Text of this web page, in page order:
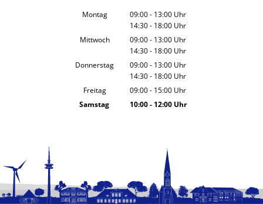
Montag 09:00- 13:00 Uhr
Von 09:00 bis 13:00 Uhr
14:30- 18:00 Uhr
Von 14:30 bis 18:00 Uhr
Mittwoch 09:00- 13:00 Uhr
Von 09:00 bis 13:00 Uhr
14:30- 18:00 Uhr
Von 14:30 bis 18:00 Uhr
Donnerstag 09:00- 13:00 Uhr
Von 09:00 bis 13:00 Uhr
14:30- 18:00 Uhr
Von 14:30 bis 18:00 Uhr
Freitag 09:00- 15:00 Uhr
Von 09:00 bis 15:00 Uhr
Samstag 10:00- 12:00Uhr